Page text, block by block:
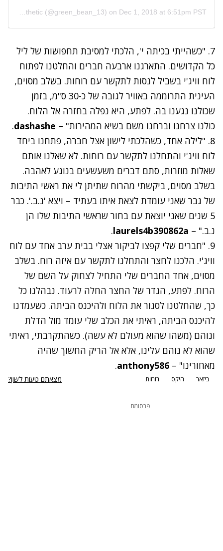
A post shared by Sophie's Photography Asthetic (@green_bean_13) on Dec 1, 2018 at 6:51pm PST
7. "כשהייתי בכיתה י', הלכתי למסיבת תחפושות של ליל
כל הקדושים. התארגנו ארבעה חברים והחלטנו לפתוח
לוח וויג'י בשביל לנסות לתקשר עם רוחות. בשלב מסוים,
העינית התרוממה באוויר לגובה של כ-30 ס"מ, בזמן
שכולנו נגענו בה. לפתע, היא נפלה בחזרה אל הלוח.
כולנו צרחנו וברחנו משם בשיא המהירות" – dashashe
.
8. "לילה אחד, כשהלכתי לישון אצל חברה, פתחנו ביחד
לוח וויג'י והתחלנו לתקשר עם רוחות. לא שאלנו אותם
שאלות מוזרות, סתם דברים משעשעים בנוגע לאהבה.
בשלב מסוים, ביקשתי מהרוח שתיתן לי את ראשי התיבות
של גבר שאני עומדת לצאת איתו בעתיד – ויצא 'נ.ב.'. כבר
5 שנים שאני יוצאת עם בחור שראשי התיבות שלו הן
נ.ב." – laurels4b390862a
.
9. "חברים שלי קפצו לביקור אצלי בבית ערב אחד עם לוח
וויג'י. הלכנו לחצר והתחלנו לתקשר עם איזה רוח. בשלב
מסוים, אחד החברים שלי התחיל לצחוק על השם של
הרוח. לפתע, הגדר של החצר החלה לרעוד. נבהלנו כל
כך, שהחלטנו לסגור את הלוח ולהיכנס הביתה. כשעמדנו
להיכנס הביתה, ראיתי את הכלב שלי עומד מול הדלת
ונוהם (משהו שהוא מעולם לא עשה). כשהתקרבתי, ראיתי
שהוא לא נוהם עלינו, אלא אל הריק החשוך שהיה
מאחורינו" – anthony586
.
ביזאר היקס רוחות מצאתם טעות לשון?
פרסומת